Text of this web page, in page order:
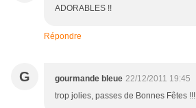
ADORABLES !!
Répondre
G gourmande bleue 22/12/2011 19:45
trop jolies, passes de Bonnes Fêtes !!!